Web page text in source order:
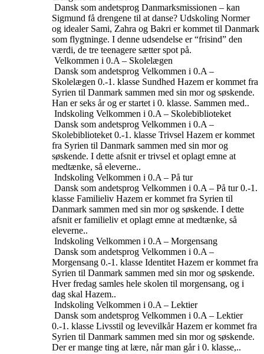
Dansk som andetsprog Danmarksmissionen – kan
Sigmund få drengene til at danse? Udskoling Normer
og idealer Sami, Zahra og Bakri er kommet til Danmark
som flygtninge. I denne udsendelse er “frisind” den
værdi, de tre teenagere sætter spot på.
Velkommen i 0.A – Skolelægen
Dansk som andetsprog Velkommen i 0.A –
Skolelægen 0.-1. klasse Sundhed Hazem er kommet fra
Syrien til Danmark sammen med sin mor og søskende.
Han er seks år og er startet i 0. klasse. Sammen med..
Indskoling Velkommen i 0.A – Skolebiblioteket
Dansk som andetsprog Velkommen i 0.A –
Skolebiblioteket 0.-1. klasse Trivsel Hazem er kommet
fra Syrien til Danmark sammen med sin mor og
søskende. I dette afsnit er trivsel et oplagt emne at
medtænke, så eleverne..
Indskoling Velkommen i 0.A – På tur
Dansk som andetsprog Velkommen i 0.A – På tur 0.-1.
klasse Familieliv Hazem er kommet fra Syrien til
Danmark sammen med sin mor og søskende. I dette
afsnit er familieliv et oplagt emne at medtænke, så
eleverne..
Indskoling Velkommen i 0.A – Morgensang
Dansk som andetsprog Velkommen i 0.A –
Morgensang 0.-1. klasse Identitet Hazem er kommet fra
Syrien til Danmark sammen med sin mor og søskende.
Hver fredag samles hele skolen til morgensang, og i
dag skal Hazem..
Indskoling Velkommen i 0.A – Lektier
Dansk som andetsprog Velkommen i 0.A – Lektier
0.-1. klasse Livsstil og levevilkår Hazem er kommet fra
Syrien til Danmark sammen med sin mor og søskende.
Der er mange ting at lære, når man går i 0. klasse,..